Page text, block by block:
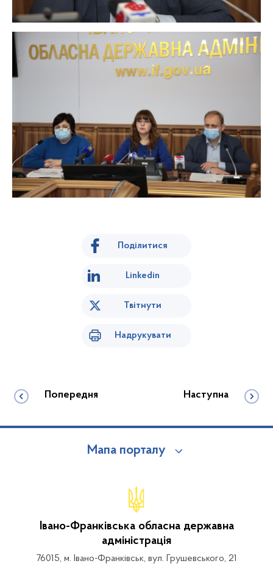
Поділитися
Linkedin
Твітнути
Надрукувати
Попередня Наступна
Мапа порталу
Івано-Франківська обласна державна
адміністрація
76015, м. Івано-Франківськ, вул. Грушевського, 21